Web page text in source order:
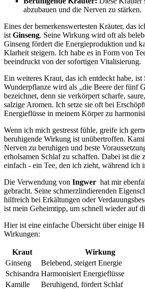
abzubauen und⁢ die Nerven zu⁢ stärken.
Eines der⁤ bemerkenswertesten ⁤Kräuter, das
ist Ginseng.​ Seine Wirkung​ wird oft ⁣als
Ginseng fördert ⁣die Energieproduktion und
Klarheit steigern. Ich habe es in Form von
beeindruckt von der sofortigen Vitalisierung.
Ein⁤ weiteres ‍Kraut, das ich entdeckt‌ habe, ist​
Wunderpflanze‍ wird⁢ als „die Beere der fünf
bezeichnet, denn sie verkörpert scharfe,
salzige Aromen. ‌Ich setze sie oft bei​
Energieflüsse in meinem Körper zu
Wenn‍ ich mich gestresst fühle, greife ‌ich
beruhigende Wirkung ist unübertroffen.
Nerven zu⁤ beruhigen und beste
erholsamen​ Schlaf zu schaffen.⁤ Dabei ist die
einfach ⁣- ein Tee, ⁢den ich ⁤zieht, während ‍ich
Die Verwendung ⁢von Ingwer
hat mir
gebracht. Seine schmerzlindierenden
hilfreich bei Erkältungen oder
ist mein‌ Geheimtipp, um schnell wieder auf
Hier ist eine⁤ einfache Übersicht über einige
Wirkungen:
Kraut
Wirkung
Ginseng
Belebend,‍ steigert Energie
Schisandra Harmonisiert Energieflüsse
Kamille
Beruhigend, fördert ‌Schlaf